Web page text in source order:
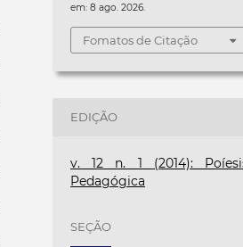
em: 8 ago. 2026.
Fomatos de Citação
EDIÇÃO
v. 12 n. 1 (2014):
Pedagógica
SEÇÃO